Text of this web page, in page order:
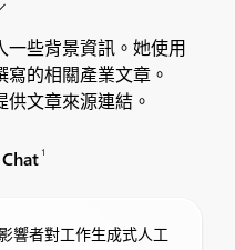
一些背景資訊。她使用
的相關產業文章。
文章來源連結。
1
響者對工作生成式人工